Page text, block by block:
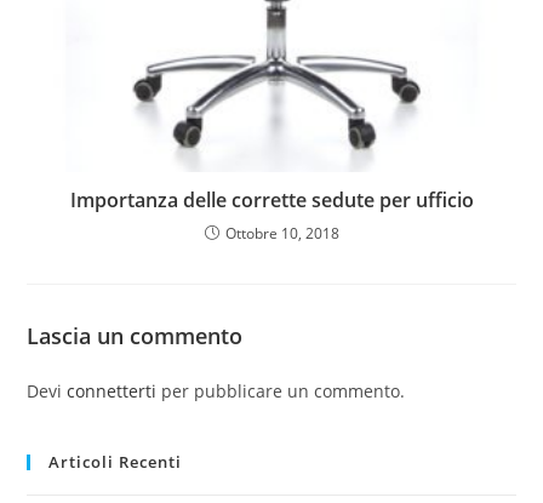
Importanza delle corrette sedute per ufficio
Ottobre 10, 2018
Lascia un commento
Deviconnetterti per pubblicare un commento.
Articoli Recenti